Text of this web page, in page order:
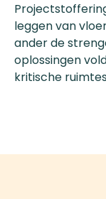
leggen van
ander de
oplossingen
kritische